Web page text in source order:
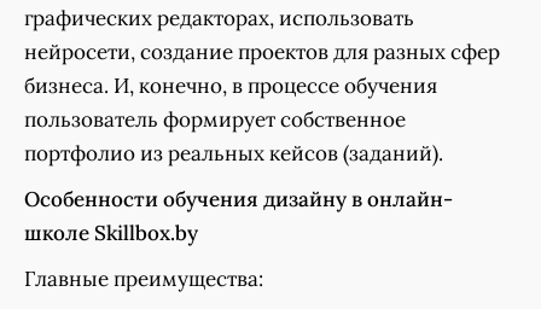
графических редакторах, использовать
нейросети, создание проектов для разных сфер
бизнеса. И, конечно, в процессе обучения
пользователь формирует собственное
портфолио из реальных кейсов (заданий).
Особенности обучения дизайну в онлайн-
школе Skillbox.by
Главные преимущества: